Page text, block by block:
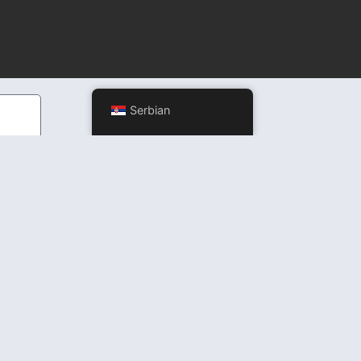
Serbian